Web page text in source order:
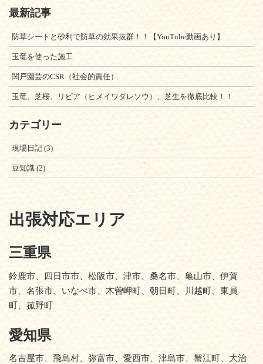
最新記事
防草シートと砂利で防草の効果抜群！！【YouTube動画あり】
玉竜を使った施工
関戸園芸のCSR（社会的責任）
玉竜、芝桜、リピア（ヒメイワダレソウ）、芝生を徹底比較！！
カテゴリー
現場日記 (3)
豆知識 (2)
出張対応エリア
三重県
鈴鹿市、四日市市、松阪市、津市、桑名市、亀山市、伊賀
市、名張市、いなべ市、木曽岬町、朝日町、川越町、東員
町、菰野町
愛知県
名古屋市、飛島村、弥富市、愛西市、津島市、蟹江町、大治